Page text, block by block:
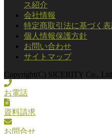
ス紹介
会社情報
特定商取引法に基づく
個人情報保護方針
お問い合わせ
サイトマップ
Copyright(C) SICERITY Co.,
お電話
資料請求
お問合せ